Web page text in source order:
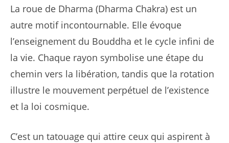
La roue de Dharma (Dharma Chakra) est un
autre motif incontournable. Elle évoque
l’enseignement du Bouddha et le cycle infini de
la vie. Chaque rayon symbolise une étape du
chemin vers la libération, tandis que la rotation
illustre le mouvement perpétuel de l’existence
et la loi cosmique.
C’est un tatouage qui attire ceux qui aspirent à